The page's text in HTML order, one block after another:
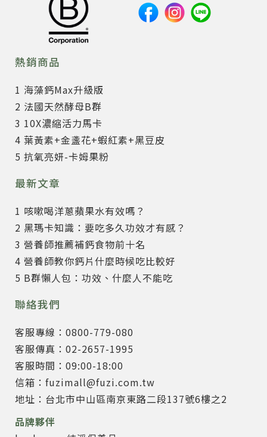
熱銷商品
1 海藻鈣Max升級版
2 法國天然酵母B群
3 10X濃縮活力馬卡
4 葉黃素+金盞花+蝦紅素+黑豆皮
5 抗氧亮妍-卡姆果粉
最新文章
1 咳嗽喝洋蔥蘋果水有效嗎？
2 黑瑪卡知識：要吃多久功效才有感？
3 營養師推薦補鈣食物前十名
4 營養師教你鈣片什麼時候吃比較好
5 B群懶人包：功效、什麼人不能吃
聯絡我們
客服專線：0800-779-080
客服傳真：02-2657-1995
客服時間：09:00-18:00
信箱：fuzimall@fuzi.com.tw
地址：台北市中山區南京東路二段137號6樓之2
品牌夥伴